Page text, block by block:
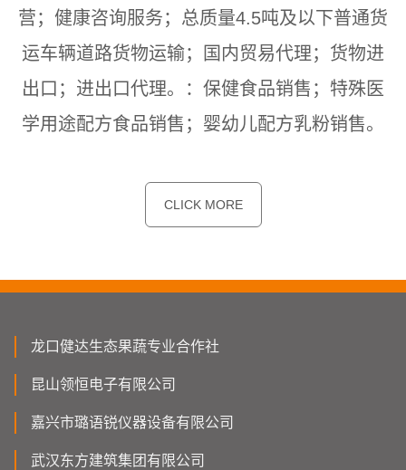
营；健康咨询服务；总质量4.5吨及以下普通货
运车辆道路货物运输；国内贸易代理；货物进
出口；进出口代理。：保健食品销售；特殊医
学用途配方食品销售；婴幼儿配方乳粉销售。
CLICK MORE
龙口健达生态果蔬专业合作社
昆山领恒电子有限公司
嘉兴市璐语锐仪器设备有限公司
武汉东方建筑集团有限公司